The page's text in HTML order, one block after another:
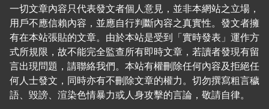
一切文章內容只代表發文者個人意見，並非本網站之立場，
用戶不應信賴內容，並應自行判斷內容之真實性。發文者擁
有在本站張貼的文章。由於本站是受到「實時發表」運作方
式所規限，故不能完全監查所有即時文章，若讀者發現有留
言出現問題，請聯絡我們。本站有權刪除任何內容及拒絕任
何人士發文，同時亦有不刪除文章的權力。切勿撰寫粗言穢
語、毀謗、渲染色情暴力或人身攻擊的言論，敬請自律。